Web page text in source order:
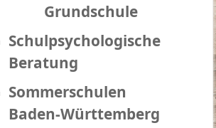
Grundschule
Schulpsychologische
Beratung
Sommerschulen
Baden-Württemberg